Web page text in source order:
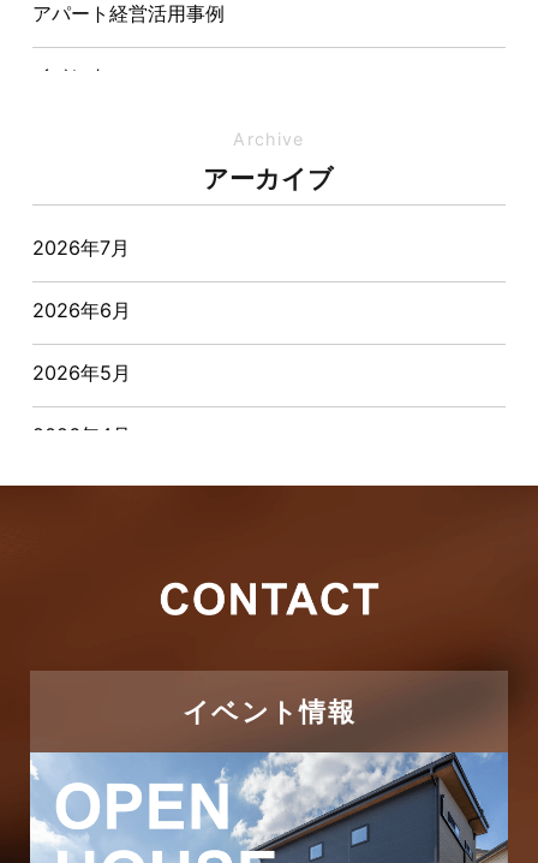
アパート経営活用事例
イベント
オーナー様からの質問
おすすめ物件
お客様インタビュー
お客様の声
つくばエクスプレス線
ピアラシティ店-ブログ
ブログ
Archive
アーカイブ
2026年7月
2026年6月
2026年5月
2026年4月
2025年11月
2025年10月
イベント情報